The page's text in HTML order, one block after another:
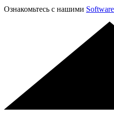
Ознакомьтесь с нашими